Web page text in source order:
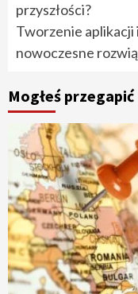
przyszłości?
Tworzenie
nowoczesne
Mogłeś przegapić